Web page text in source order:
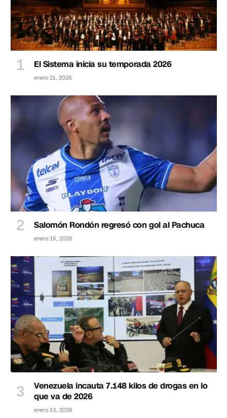
El Sistema inicia su temporada 2026
enero 21, 2026
Salomón Rondón regresó con gol al Pachuca
enero 15, 2026
Venezuela incauta 7.148 kilos de drogas en lo
que va de 2026
enero 13, 2026